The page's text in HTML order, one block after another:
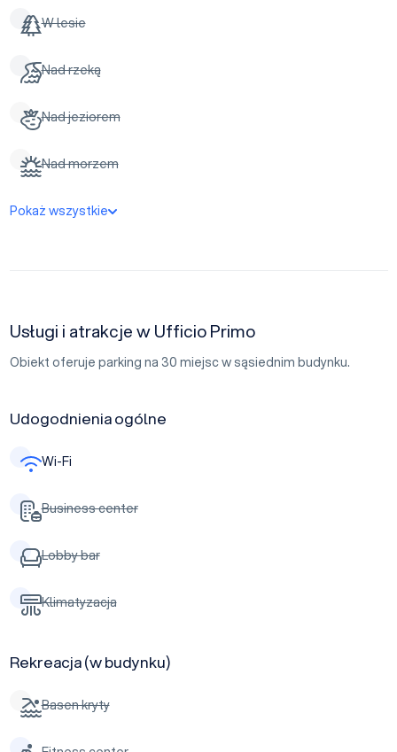
W lesie
Nad rzeką
Nad jeziorem
Nad morzem
Pokaż wszystkie
Usługi i atrakcje w Ufficio Primo
Obiekt oferuje parking na 30 miejsc w sąsiednim budynku.
Udogodnienia ogólne
Wi-Fi
Business center
Lobby bar
Klimatyzacja
Rekreacja (w budynku)
Basen kryty